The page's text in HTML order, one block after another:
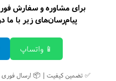
برای مشاوره و سفارش
پیام‌رسان‌های زیر با ما
📱 واتساپ
✅ تضمین کیفیت | 📦 ارسال